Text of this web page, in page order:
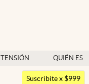
TENSIÓN
GEOPOLÍTICA
QUIÉN ES
QUIÉN
Argentina
Suscribite x $999